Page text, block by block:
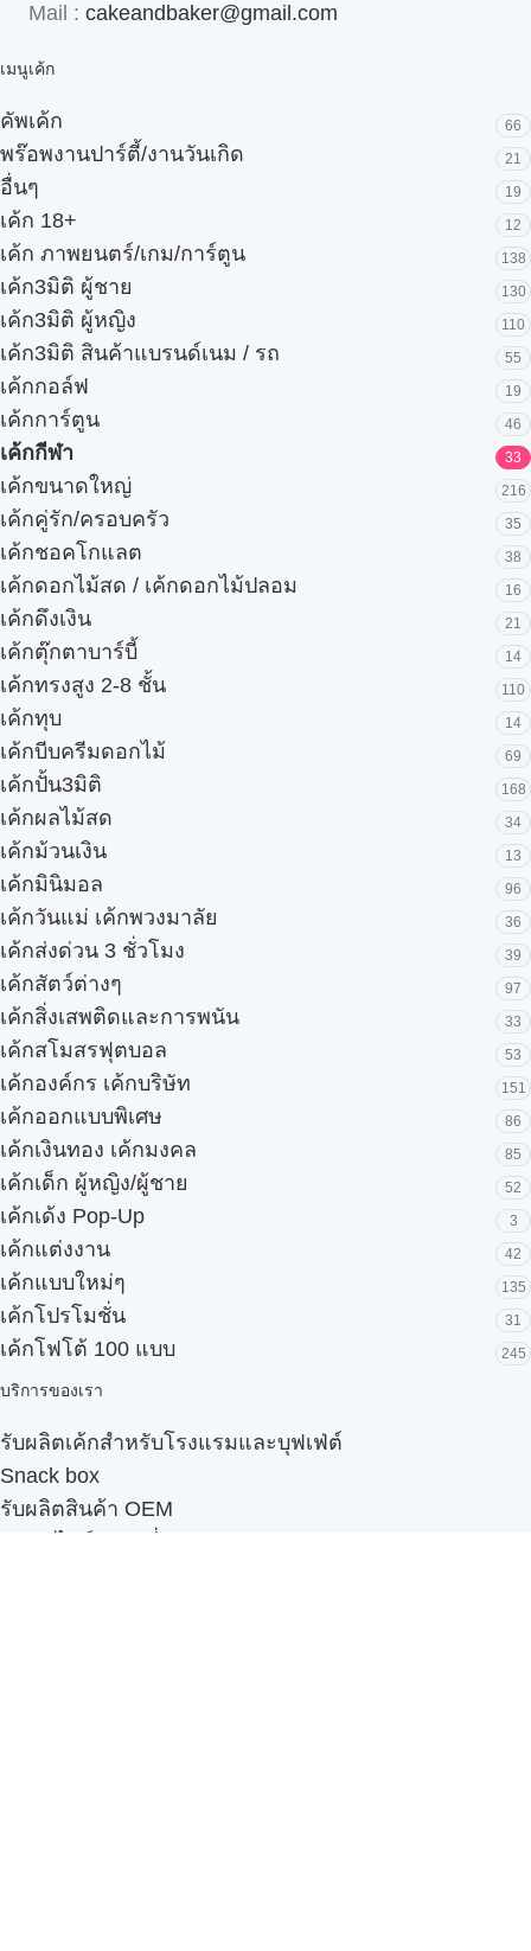
Mail : cakeandbaker@gmail.com
เมนูเค้ก
คัพเค้ก 66
พร๊อพงานปาร์ตี้/งานวันเกิด 21
อื่นๆ 19
เค้ก 18+ 12
เค้ก ภาพยนตร์/เกม/การ์ตูน 138
เค้ก3มิติ ผู้ชาย 130
เค้ก3มิติ ผู้หญิง 110
เค้ก3มิติ สินค้าแบรนด์เนม / รถ 55
เค้กกอล์ฟ 19
เค้กการ์ตูน 46
เค้กกีฬา 33
เค้กขนาดใหญ่ 216
เค้กคู่รัก/ครอบครัว 35
เค้กชอคโกแลต 38
เค้กดอกไม้สด / เค้กดอกไม้ปลอม 16
เค้กดึงเงิน 21
เค้กตุ๊กตาบาร์บี้ 14
เค้กทรงสูง 2-8 ชั้น 110
เค้กทุบ 14
เค้กบีบครีมดอกไม้ 69
เค้กปั้น3มิติ 168
เค้กผลไม้สด 34
เค้กม้วนเงิน 13
เค้กมินิมอล 96
เค้กวันแม่ เค้กพวงมาลัย 36
เค้กส่งด่วน 3 ชั่วโมง 39
เค้กสัตว์ต่างๆ 97
เค้กสิ่งเสพติดและการพนัน 33
เค้กสโมสรฟุตบอล 53
เค้กองค์กร เค้กบริษัท 151
เค้กออกแบบพิเศษ 86
เค้กเงินทอง เค้กมงคล 85
เค้กเด็ก ผู้หญิง/ผู้ชาย 52
เค้กเด้ง Pop-Up 3
เค้กแต่งงาน 42
เค้กแบบใหม่ๆ 135
เค้กโปรโมชั่น 31
เค้กโฟโต้ 100 แบบ 245
บริการของเรา
รับผลิตเค้กสำหรับโรงแรมและบุฟเฟ่ต์
Snack box
รับผลิตสินค้า OEM